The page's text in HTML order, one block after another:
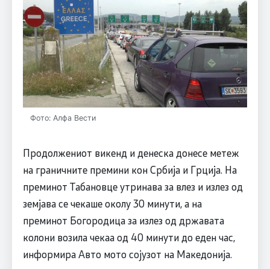
Фото: Алфа Вести
Продолжениот викенд и денеска донесе метеж
на граничните премини кон Србија и Грција. На
преминот Табановце утринава за влез и излез од
земјава се чекаше околу 30 минути, а на
преминот Богородица за излез од државата
колони возила чекаа од 40 минути до еден час,
информира Авто мото сојузот на Македонија.